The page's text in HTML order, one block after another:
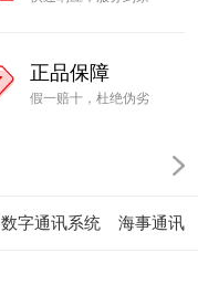
正品保障
假一赔十，杜绝伪劣
数字通讯系统 海事通讯